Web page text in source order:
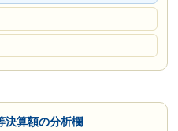
決算額の分析欄